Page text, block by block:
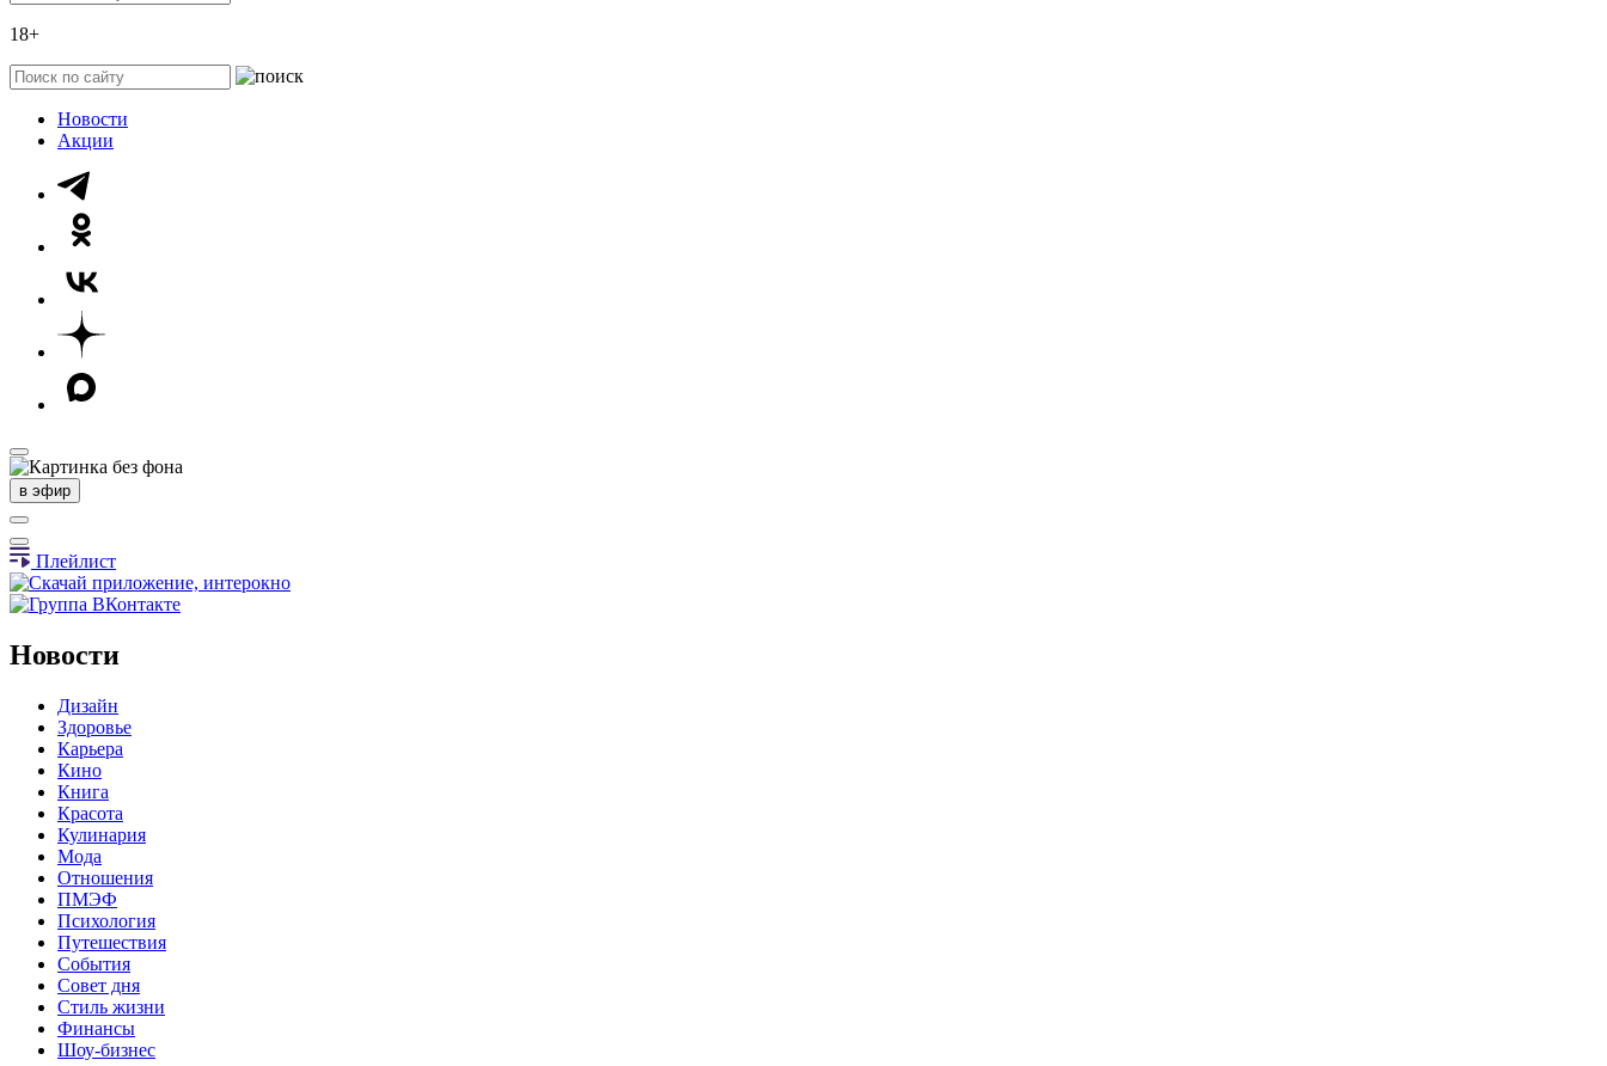
18+
Новости
Акции
в эфир
Плейлист
Новости
Дизайн
Здоровье
Карьера
Кино
Книга
Красота
Кулинария
Мода
Отношения
ПМЭФ
Психология
Путешествия
События
Совет дня
Стиль жизни
Финансы
Шоу-бизнес